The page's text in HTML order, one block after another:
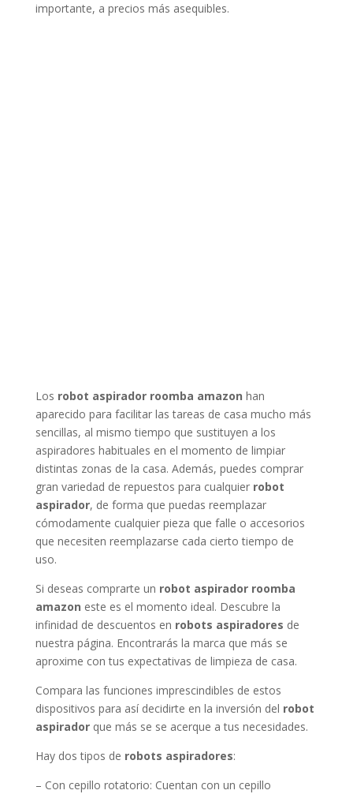
importante, a precios más asequibles.
Los robot aspirador roomba amazon han
aparecido para facilitar las tareas de casa mucho más
sencillas, al mismo tiempo que sustituyen a los
aspiradores habituales en el momento de limpiar
distintas zonas de la casa. Además, puedes comprar
gran variedad de repuestos para cualquier robot
aspirador, de forma que puedas reemplazar
cómodamente cualquier pieza que falle o accesorios
que necesiten reemplazarse cada cierto tiempo de
uso.
Si deseas comprarte un robot aspirador roomba
amazon este es el momento ideal. Descubre la
infinidad de descuentos en robots aspiradores de
nuestra página. Encontrarás la marca que más se
aproxime con tus expectativas de limpieza de casa.
Compara las funciones imprescindibles de estos
dispositivos para así decidirte en la inversión del robot
aspiradorque más se se acerque a tus necesidades.
Hay dos tipos de robots aspiradores:
– Con cepillo rotatorio: Cuentan con un cepillo